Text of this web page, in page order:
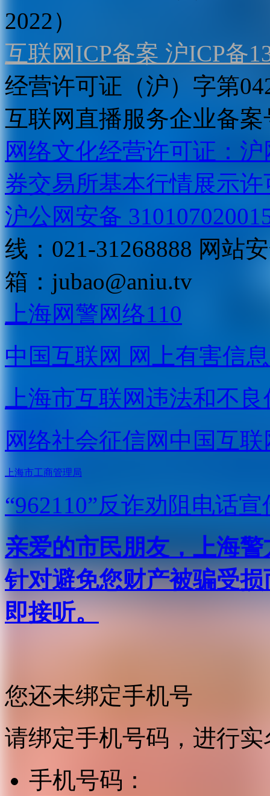
2022）
互联网ICP备案 沪ICP备
经营许可证（沪）字第
互联网直播服务企业备案
网络文化经营许可证：
券交易所基本行情展示许
沪公网安备
线：021-31268888 网站
箱： jubao@aniu.tv
上海网警网络110
中国互联网 网上有害信
上海市互联网违法和不
网络社会征信网 中国互
上海市工商管理局
“962110”反诈劝阻电话宣
亲爱的市民朋友，上海
针对避免您财产被骗受
即接听。
您还未绑定手机号
请绑定手机号码，进行
手机号码：